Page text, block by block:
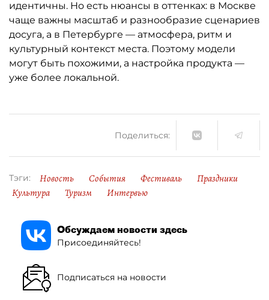
идентичны. Но есть нюансы в оттенках: в Москве
чаще важны масштаб и разнообразие сценариев
досуга, а в Петербурге — атмосфера, ритм и
культурный контекст места. Поэтому модели
могут быть похожими, а настройка продукта —
уже более локальной.
Поделиться:
Тэги: Новость События Фестиваль
Праздники
Культура
Туризм Интервью
Обсуждаем новости здесь
Присоединяйтесь!
Подписаться на новости